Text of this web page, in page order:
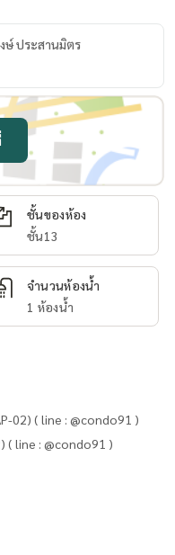
ษ์ ประสานมิตร
ชั้นของห้อง
ชั้น13
จำนวนห้องน้ำ
1 ห้องน้ำ
02) ( line : @condo91 )
( line : @condo91 )